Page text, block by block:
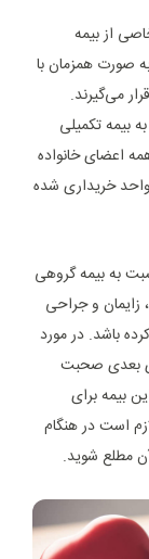
از بیمه
صورت همزمان با
می‌گیرند.
بیمه تکمیلی
اعضای خانواده
واحد خریداری شده
به بیمه گروهی
زایمان و جراحی
باشد. در مورد
بعدی صحبت
بیمه برای
است در هنگام
مطلع شوید.